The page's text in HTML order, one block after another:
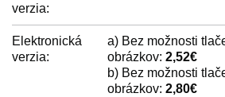
verzia:
Elektronická
verzia:
a) Bez možnosti
obrázkov: 2,52€
b) Bez možnosti
obrázkov: 2,80€